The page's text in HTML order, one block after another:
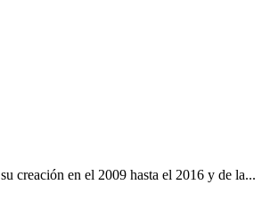
creación en el 2009 hasta el 2016 y de la...